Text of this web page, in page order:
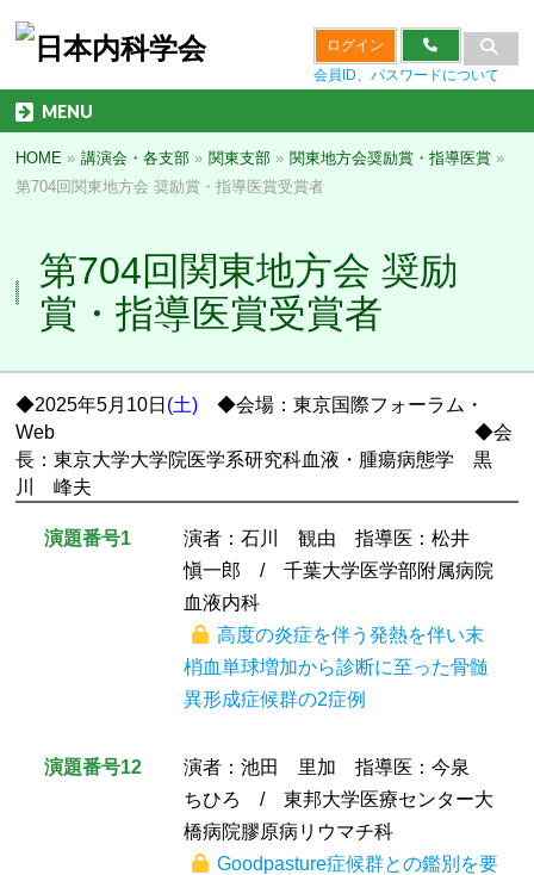
ログイン
会員ID、パスワードについて
MENU
HOME » 講演会・各支部 » 関東支部 » 関東地方会奨励賞・指導医賞 »
第704回関東地方会 奨励賞・指導医賞受賞者
第704回関東地方会 奨励
賞・指導医賞受賞者
◆2025年5月10日 (土) ◆会場：東京国際フォーラム・
Web◆会
長：東京大学大学院医学系研究科血液・腫瘍病態学 黒
川 峰夫
演題番号1
演者：石川 観由 指導医：松井
愼一郎 / 千葉大学医学部附属病院
血液内科
高度の炎症を伴う発熱を伴い末
梢血単球増加から診断に至った骨髄
異形成症候群の2症例
演題番号12
演者：池田 里加 指導医：今泉
ちひろ / 東邦大学医療センター大
橋病院膠原病リウマチ科
Goodpasture症候群との鑑別を要